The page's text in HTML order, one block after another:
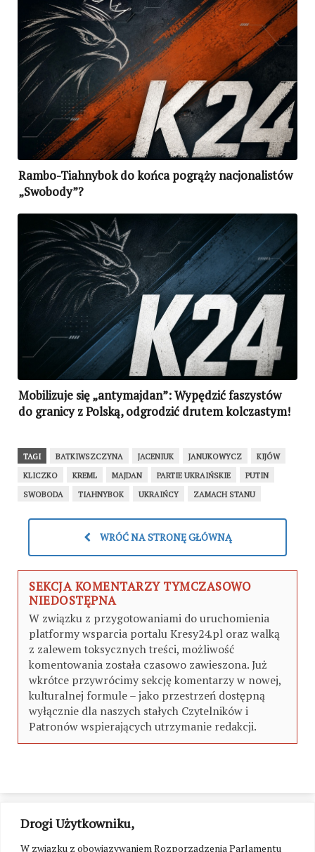
Drogi Użytkowniku,
W związku z obowiązywaniem Rozporządzenia Parlamentu
Rambo-Tiahnybok do końca pogrąży nacjonalistów
„Swobody”?
Mobilizuje się „antymajdan”: Wypędzić faszystów
do granicy z Polską, odgrodzić drutem kolczastym!
TAGI BATKIWSZCZYNA JACENIUK JANUKOWYCZ
KIJÓW
KLICZKO
KREML MAJDAN PARTIE UKRAIŃSKIE
PUTIN
SWOBODA
TIAHNYBOK UKRAIŃCY ZAMACH STANU
WRÓĆ NA STRONĘ GŁÓWNĄ
SEKCJA KOMENTARZY TYMCZASOWO
NIEDOSTĘPNA
W związku z przygotowaniami do uruchomienia
platformy wsparcia portalu Kresy24.pl oraz walką
z zalewem toksycznych treści, możliwość
komentowania została czasowo zawieszona. Już
wkrótce przywrócimy sekcję komentarzy w nowej,
kulturalnej formule – jako przestrzeń dostępną
wyłącznie dla naszych stałych Czytelników i
Patronów wspierających utrzymanie redakcji.